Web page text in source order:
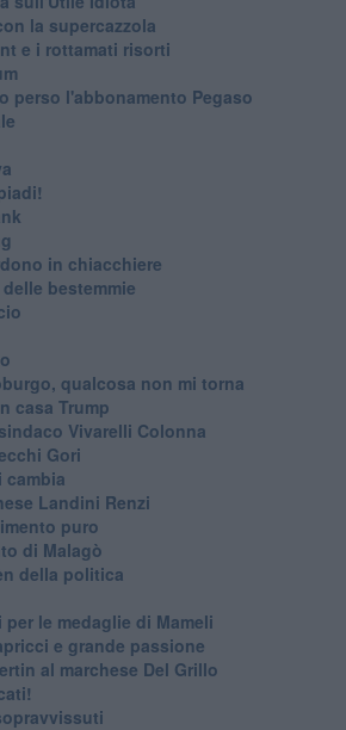
la supercazzola
e i rottamati risorti
perso l'abbonamento Pegaso
in chiacchiere
bestemmie
qualcosa non mi torna
casa Trump
Vivarelli Colonna
Gori
cambia
Landini Renzi
puro
di Malagò
della politica
le medaglie di Mameli
e grande passione
al marchese Del Grillo